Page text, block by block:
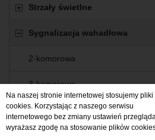
Strzały świetlne
Sygnalizacja wahadłowa
2-komorowa
3-komorowa
3-komorowa z impulsatorem
Na naszej stronie internetowej stosujemy pliki
cookies. Korzystając z naszego serwisu
internetowego bez zmiany ustawień
wyrażasz zgodę na stosowanie plików